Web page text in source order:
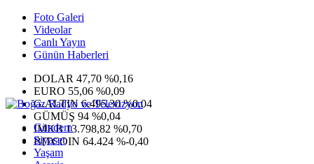
Foto Galeri
Videolar
Canlı Yayın
Günün Haberleri
DOLAR 47,70 %0,16
EURO 55,06 %0,09
G.ALTIN6.495,30 %0,04
GÜMÜŞ 94 %0,04
IMKB13.798,82 %0,70
BITCOIN 64.424 %-0,40
Gündem
Siyaset
Yaşam